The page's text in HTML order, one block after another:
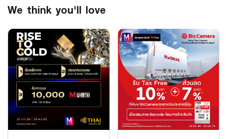
We think you'll love